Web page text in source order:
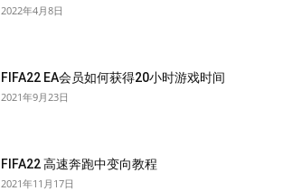
2022年4月8日
FIFA22 EA会员如何获得20小时游戏时间
2021年9月23日
FIFA22 高速奔跑中变向教程
2021年11月17日